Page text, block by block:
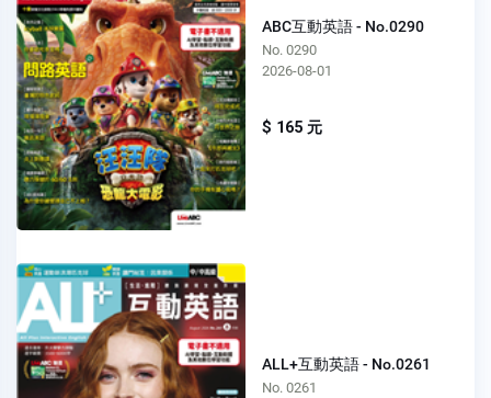
ABC互動英語 - No.0290
No. 0290
2026-08-01
$ 165 元
ALL+互動英語 - No.0261
No. 0261